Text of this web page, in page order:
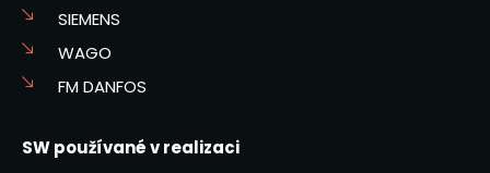
SIEMENS
WAGO
FM DANFOS
SW používané v realizaci